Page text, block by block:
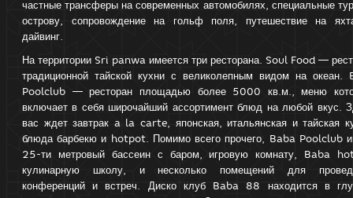
частные трансферы на современных автомобилях, специальные
острову, сопровождение на гольф поля, путешествие на
дайвинг.
На территории Sri panwa имеется три ресторана. Soul Food —
традиционной тайской кухни с великолепным видом на океан.
Poolclub — ресторан площадью более 5000 кв.м., меню
включает в себя широчайший ассортимент блюд на любой вкус.
вас ждет завтрак a la carte, японская, итальянская и тайская
блюда барбекю и hotpot. Помимо всего прочего, Baba Poolclub
25-ти метровый бассеин с баром, игровую комнату, Baba
кулинарную школу, и несколько помещений для
конференций и встреч. Диско клуб Baba 88 находится в